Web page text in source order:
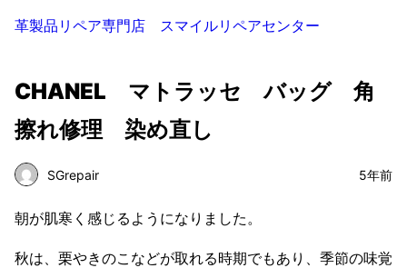
革製品リペア専門店 スマイルリペアセンター
CHANEL マトラッセ バッグ 角
擦れ修理 染め直し
SGrepair 5年前
朝が肌寒く感じるようになりました。
秋は、栗やきのこなどが取れる時期でもあり、季節の味覚